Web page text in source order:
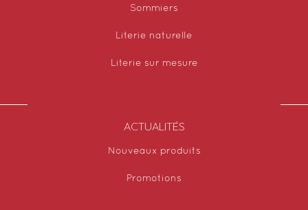
Sommiers
Literie naturelle
Literie sur mesure
ACTUALITÉS
Nouveaux produits
Promotions